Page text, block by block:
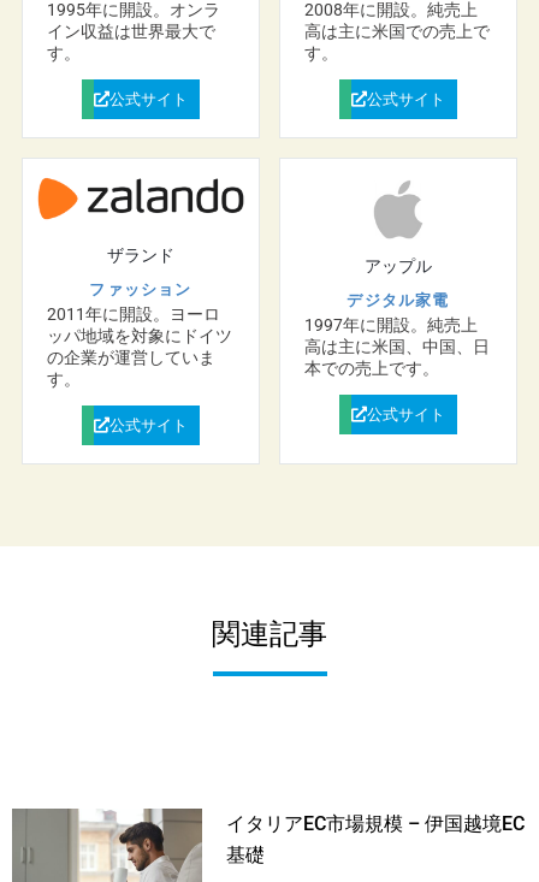
1995年に開設。オンラ
イン収益は世界最大で
す。
公式サイト
2008年に開設。純売上
高は主に米国での売上で
す。
公式サイト
ザランド
ファッション
2011年に開設。ヨーロ
ッパ地域を対象にドイツ
の企業が運営していま
す。
公式サイト
アップル
デジタル家電
1997年に開設。純売上
高は主に米国、中国、日
本での売上です。
公式サイト
関連記事
イタリアEC市場規模 – 伊国越境EC
基礎